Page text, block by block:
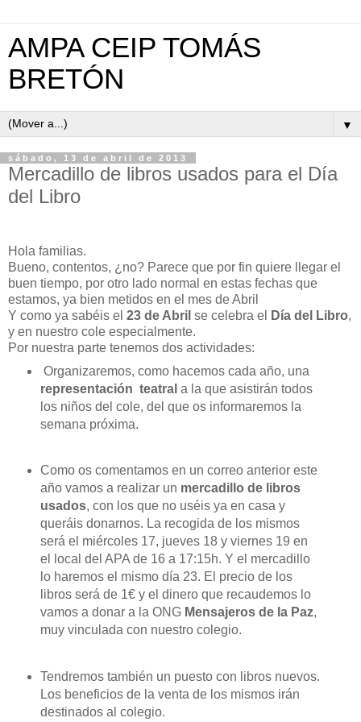
AMPA CEIP TOMÁS
BRETÓN
▼
sábado, 13 de abril de 2013
Mercadillo de libros usados para el Día
del Libro
Hola familias.
Bueno, contentos, ¿no? Parece que por fin quiere llegar el
buen tiempo, por otro lado normal en estas fechas que
estamos, ya bien metidos en el mes de Abril
Y como ya sabéis el 23 de Abril se celebra el Día del Libro,
y en nuestro cole especialmente.
Por nuestra parte tenemos dos actividades:
Organizaremos, como hacemos cada año, una
representación teatral a la que asistirán todos
los niños del cole, del que os informaremos la
semana próxima.
Como os comentamos en un correo anterior este
año vamos a realizar un mercadillo de libros
usados, con los que no uséis ya en casa y
queráis donarnos. La recogida de los mismos
será el miércoles 17, jueves 18 y viernes 19 en
el local del APA de 16 a 17:15h. Y el mercadillo
lo haremos el mismo día 23. El precio de los
libros será de 1€ y el dinero que recaudemos lo
vamos a donar a la ONG Mensajeros de la Paz,
muy vinculada con nuestro colegio.
Tendremos también un puesto con libros nuevos.
Los beneficios de la venta de los mismos irán
destinados al colegio.